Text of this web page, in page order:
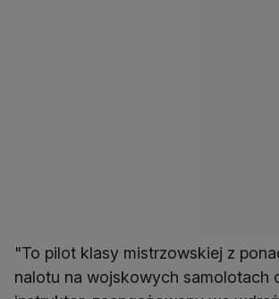
"To pilot klasy mistrzowskiej z
nalotu na wojskowych samolotach